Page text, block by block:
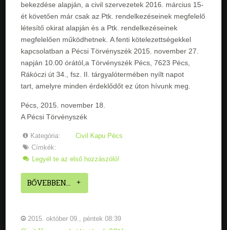
bekezdése alapján, a civil szervezetek 2016. március 15-
ét követően már csak az Ptk. rendelkezéseinek megfelelő
létesítő okirat alapján és a Ptk. rendelkezéseinek
megfelelően működhetnek. A fenti kötelezettségekkel
kapcsolatban a Pécsi Törvényszék 2015. november 27.
napján 10.00 órától,a Törvényszék Pécs, 7623 Pécs,
Rákóczi út 34., fsz. II. tárgyalótermében nyílt napot
tart, amelyre minden érdeklődőt ez úton hívunk meg.
Pécs, 2015. november 18.
A Pécsi Törvényszék
Kategória:
Civil Kapu Pécs
Címkék:
Legyél te az első hozzászóló!
BŐVEBBEN...
2015. október 09., péntek 08:39